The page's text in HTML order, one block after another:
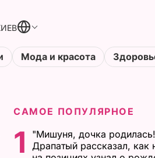
Мода и красота
САМОЕ ПОПУЛЯРНОЕ
1
"Мишуня, дочка
Драпатый рассказал, как